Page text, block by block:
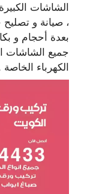
الشاشات
، صيانة و تصليح
بعدة أحجام و
جميع الشاشات
الكهرباء